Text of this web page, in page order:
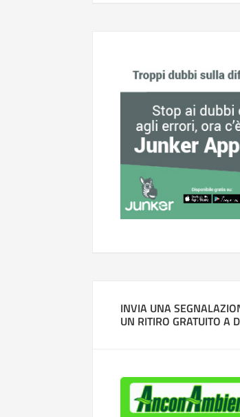
INVIA UNA
UN RITIRO GRATUITO A